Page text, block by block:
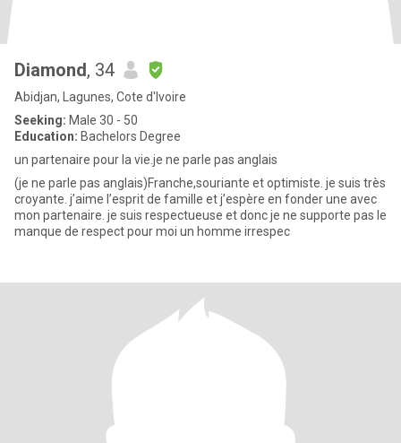
Diamond, 34
Abidjan, Lagunes, Cote d'Ivoire
Seeking: Male 30 - 50
Education: Bachelors Degree
un partenaire pour la vie.je ne parle pas anglais
(je ne parle pas anglais)Franche,souriante et optimiste. je suis très
croyante. j’aime l’esprit de famille et j’espère en fonder une avec
mon partenaire. je suis respectueuse et donc je ne supporte pas le
manque de respect pour moi un homme irrespec